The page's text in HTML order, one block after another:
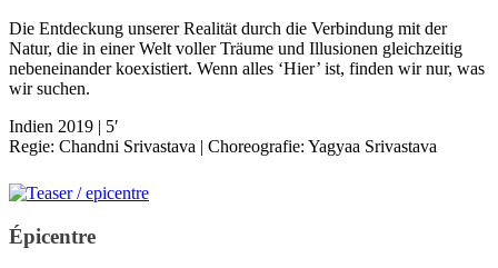
Die Entdeckung unserer Realität durch die Verbindung mit der
Natur, die in einer Welt voller Träume und Illusionen gleichzeitig
nebeneinander koexistiert. Wenn alles ‘Hier’ ist, finden wir nur, was
wir suchen.
Indien 2019 | 5′
Regie: Chandni Srivastava | Choreografie: Yagyaa Srivastava
Épicentre